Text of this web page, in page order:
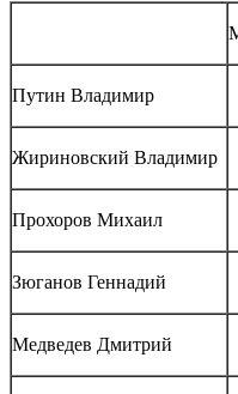
Путин Владимир
Жириновский Владимир
Прохоров Михаил
Зюганов Геннадий
Медведев Дмитрий